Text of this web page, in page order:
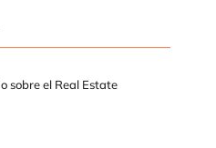
sobre el Real Estate